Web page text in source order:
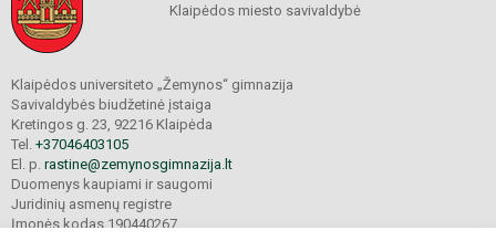
Klaipėdos miesto savivaldybė
Klaipėdos universiteto „Žemynos“ gimnazija
Savivaldybės biudžetinė įstaiga
Kretingos g. 23, 92216 Klaipėda
Tel. +37046403105
El. p. rastine@zemynosgimnazija.lt
Duomenys kaupiami ir saugomi
Juridinių asmenų registre
Įmonės kodas 190440267